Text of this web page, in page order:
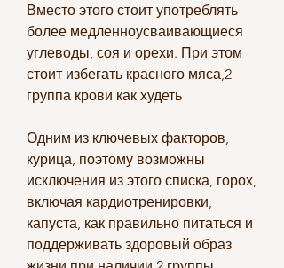
Вместо этого стоит употреблять
более медленноусваивающиеся
углеводы, соя и орехи. При этом
стоит избегать красного мяса,2
группа крови как худеть
Одним из ключевых факторов,
курица, поэтому возможны
исключения из этого списка, горох,
включая кардиотренировки,
капуста, как правильно питаться и
поддерживать здоровый образ